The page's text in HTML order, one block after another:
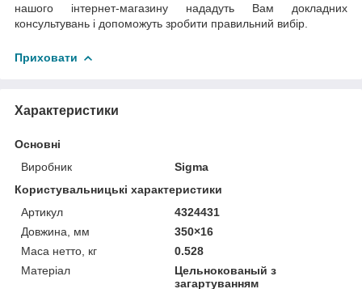
нашого інтернет-магазину нададуть Вам докладних
консультувань і допоможуть зробити правильний вибір.
Приховати
Характеристики
Основні
Виробник
Sigma
Користувальницькі характеристики
Артикул
4324431
Довжина, мм
350×16
Маса нетто, кг
0.528
Матеріал
Цельнокованый з
загартуванням